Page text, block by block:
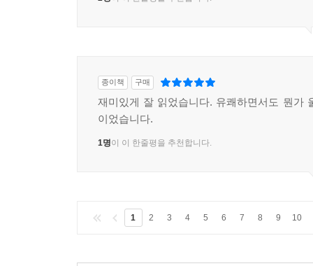
종이책 구매
재미있게 잘 읽었습니다. 유쾌하면서도 뭔가
이었습니다.
1명이 이 한줄평을 추천합니다.
1 2 3 4 5 6 7 8 9 10